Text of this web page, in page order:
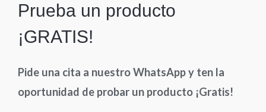
Prueba un producto
¡GRATIS!
Pide una cita a nuestro WhatsApp y ten la
oportunidad de probar un producto ¡Gratis!